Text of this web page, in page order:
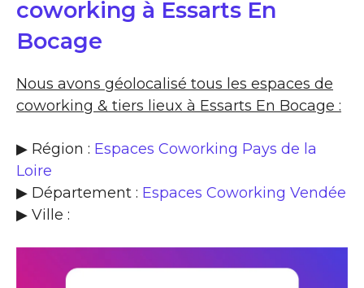
coworking à Essarts En
Bocage
Nous avons géolocalisé tous les espaces de
coworking & tiers lieux à Essarts En Bocage :
▶ Région : Espaces Coworking Pays de la
Loire
▶ Département : Espaces Coworking Vendée
▶ Ville :